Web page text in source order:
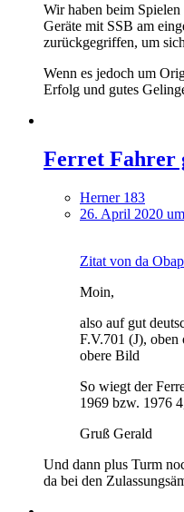
Wir haben beim
Geräte mit SSB am
zurückgegriffen, um
Wenn es jedoch um
Erfolg und gutes
Ferret Fahrer
Herner 183
26. April 2020
Zitat von da
Moin,
also auf gut
F.V.701 (J), oben
obere Bild
So wiegt der
1969 bzw. 1976
Gruß Gerald
Und dann plus Turm
da bei den